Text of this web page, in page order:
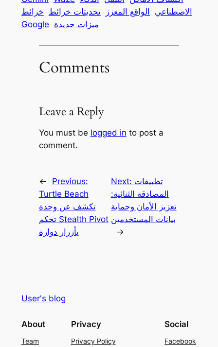
الاصطناعي الواقع المعزز تحديثات خرائط خرائط
Google ميزات جديدة
Comments
Leave a Reply
You must be logged in to post a
comment.
←
Previous:
Turtle Beach
تكشف عن وحدة
تحكم Stealth Pivot
بأزرار دوارة
Next: تطبيقات
المصادقة الثنائية:
تعزيز الأمان وحماية
بيانات المستخدمين
→
User's blog
About
Team
Privacy
Privacy Policy
Social
Facebook